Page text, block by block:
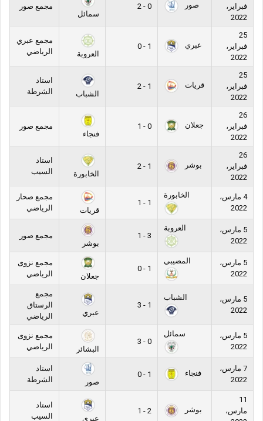
فبراير،
2022
صور
0 - 2
سمائل
مجمع صور
25
فبراير،
2022
عبري
1 - 0
العروبة
مجمع عبري
الرياضي
25
فبراير،
2022
قريات
1 - 2
الشباب
استاد
الشرطة
26
فبراير،
2022
جعلان
0 - 1
فنجاء
مجمع صور
26
فبراير،
2022
بوشر
1 - 2
الخابورة
استاد
السيب
4 مارس،
2022
الخابورة
1 - 1
قريات
مجمع صحار
الرياضي
5 مارس،
2022
العروبة
3 - 1
بوشر
مجمع صور
5 مارس،
2022
المضيبي
1 - 0
جعلان
مجمع نزوى
الرياضي
5 مارس،
2022
الشباب
1 - 3
عبري
مجمع
الرستاق
الرياضي
5 مارس،
2022
سمائل
0 - 3
البشائر
مجمع نزوى
الرياضي
7 مارس،
2022
فنجاء
1 - 0
صور
استاد
الشرطة
11
مارس،
بوشر
2 - 1
عبري
استاد
السيب